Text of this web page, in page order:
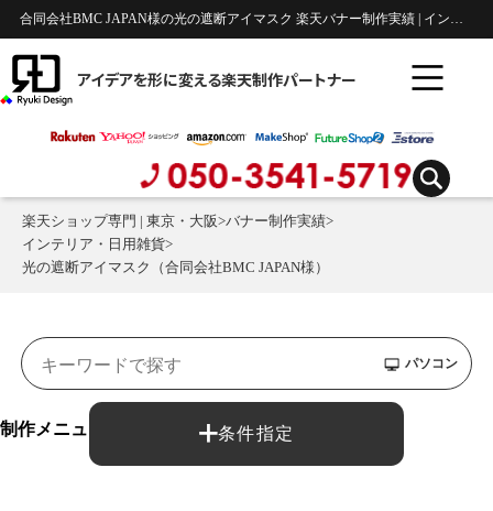
合同会社BMC JAPAN様の光の遮断アイマスク 楽天バナー制作実績 | インテリア・日用雑貨
アイデアを形に変える楽天制作パートナー
楽天ショップ専門 | 東京・大阪>バナー制作実績>
インテリア・日用雑貨>
光の遮断アイマスク（合同会社BMC JAPAN様）
条件指定
パソコン
制作メニュー： バナー制作